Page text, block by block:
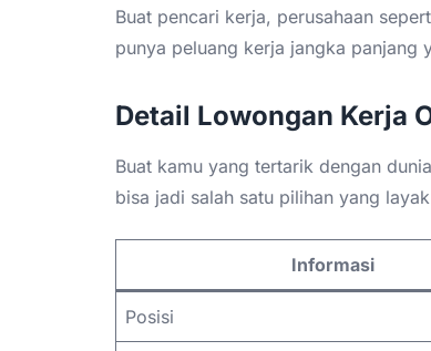
Buat pencari kerja, perusahaan
punya peluang kerja jangka panjang
Detail Lowongan Kerja
Buat kamu yang tertarik dengan
bisa jadi salah satu pilihan yang
Informasi
Posisi